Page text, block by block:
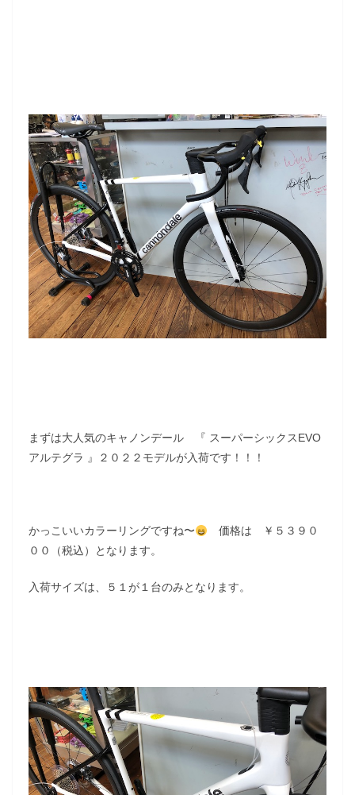
まずは大人気のキャノンデール 『 スーパーシックスEVO
アルテグラ 』２０２２モデルが入荷です！！！
かっこいいカラーリングですね〜
価格は ￥５３９０
００（税込）となります。
入荷サイズは、５１が１台のみとなります。